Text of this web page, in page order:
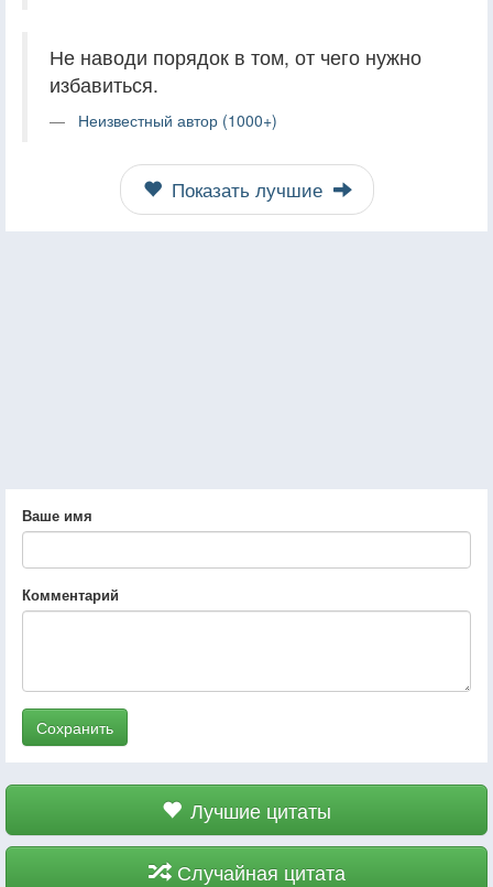
Не наводи порядок в том, от чего нужно
избавиться.
Неизвестный автор (1000+)
Показать лучшие
Ваше имя
Комментарий
Сохранить
Лучшие цитаты
Случайная цитата